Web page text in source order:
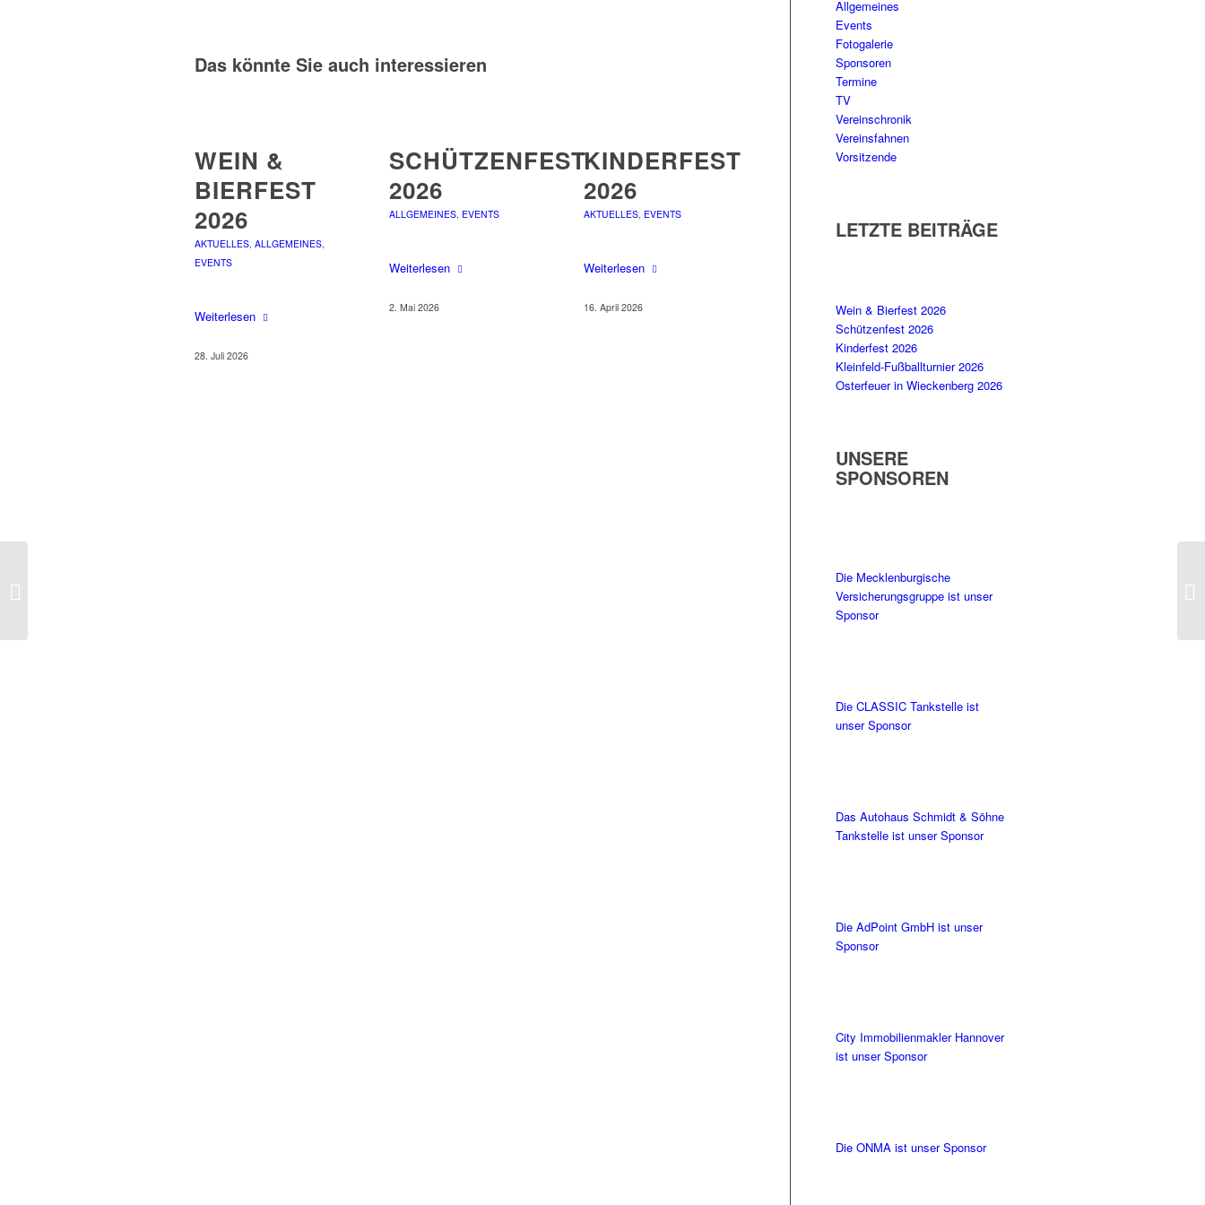
Das könnte Sie auch interessieren
WEIN &
BIERFEST
2026
AKTUELLES, ALLGEMEINES,
EVENTS
Weiterlesen
28. Juli 2026
SCHÜTZENFEST
2026
ALLGEMEINES, EVENTS
Weiterlesen
2. Mai 2026
KINDERFEST
2026
AKTUELLES, EVENTS
Weiterlesen
16. April 2026
Allgemeines
Events
Fotogalerie
Sponsoren
Termine
TV
Vereinschronik
Vereinsfahnen
Vorsitzende
LETZTE BEITRÄGE
Wein & Bierfest 2026
Schützenfest 2026
Kinderfest 2026
Kleinfeld-Fußballturnier 2026
Osterfeuer in Wieckenberg 2026
UNSERE
SPONSOREN
Die Mecklenburgische
Versicherungsgruppe ist unser
Sponsor
Die CLASSIC Tankstelle ist
unser Sponsor
Das Autohaus Schmidt & Söhne
Tankstelle ist unser Sponsor
Die AdPoint GmbH ist unser
Sponsor
City Immobilienmakler Hannover
ist unser Sponsor
Die ONMA ist unser Sponsor